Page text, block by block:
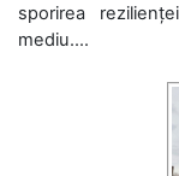
sporirea
mediu....